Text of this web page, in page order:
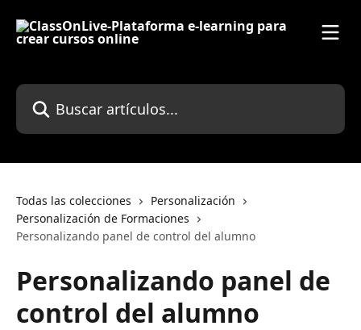
Buscar artículos...
Todas las colecciones
Personalización
Personalización de Formaciones
Personalizando panel de control del alumno
Personalizando panel de
control del alumno